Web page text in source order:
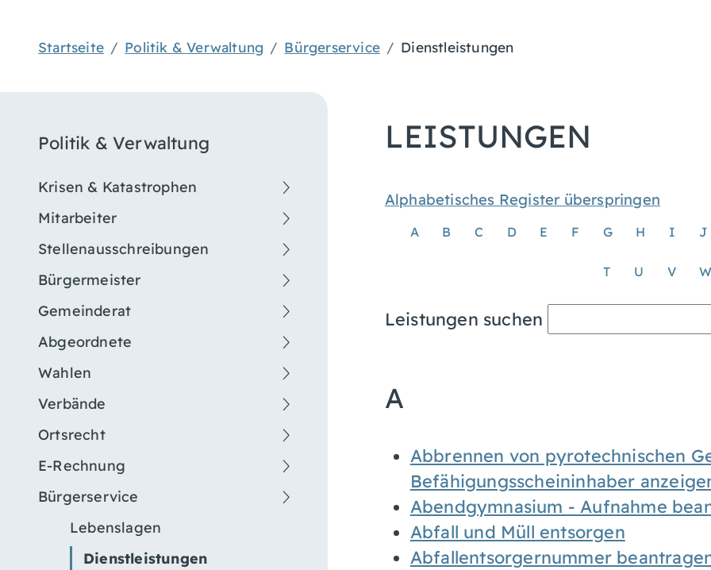
Startseite Politik & Verwaltung Bürgerservice Dienstleistungen
Politik & Verwaltung
Krisen & Katastrophen
Mitarbeiter
Stellenausschreibungen
Bürgermeister
Gemeinderat
Abgeordnete
Wahlen
Verbände
Ortsrecht
E-Rechnung
Bürgerservice
Lebenslagen
Dienstleistungen
LEISTUNGEN
Alphabetisches Register überspringen
A B C D E F G H I J
T U V W
Leistungen suchen
A
Abbrennen von pyrotechnischen
Befähigungsscheininhaber
Abendgymnasium - Aufnahme
Abfall und Müll entsorgen
Abfallentsorgernummer